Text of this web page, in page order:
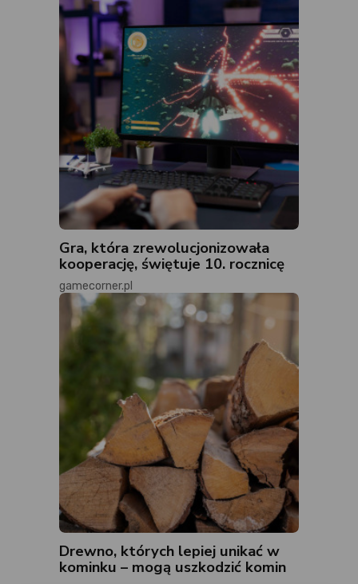
Gra, która zrewolucjonizowała
kooperację, świętuje 10. rocznicę
gamecorner.pl
Drewno, których lepiej unikać w
kominku – mogą uszkodzić komin